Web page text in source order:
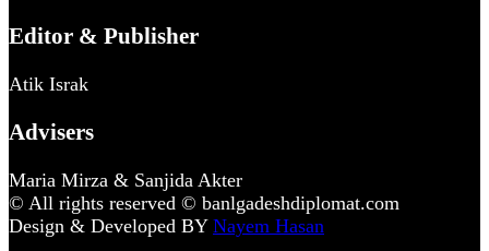
Editor & Publisher
Atik Israk
Advisers
Maria Mirza & Sanjida Akter
© All rights reserved © banlgadeshdiplomat.com
Design & Developed BY Nayem Hasan